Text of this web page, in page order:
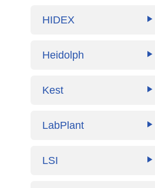
HIDEX ▶
Heidolph ▶
Kest ▶
LabPlant ▶
LSI ▶